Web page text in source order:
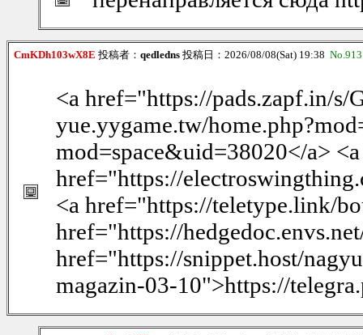
CmKDh103wX8E 投稿者： qedledns 投稿日：2026/08/08(Sat) 19:38 No.913
<a href="https://pads.zapf.in/
yue.yygame.tw/
mod=space&uid=38020</a> <a
href="https://
<a href="https://teletype.link/
href="https://
href="https://snippet.host/
magazin-03-10">https://